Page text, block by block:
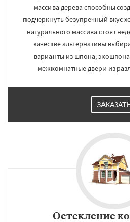
массива дерева способны
подчеркнуть безупречный вкус
натурального массива стоят
качестве альтернативы
варианты из шпона,
межкомнатные двери из
Остекление